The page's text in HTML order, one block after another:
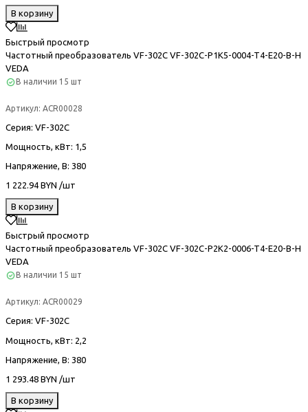
В корзину
Быстрый просмотр
Частотный преобразователь VF-302С VF-302C-P1K5-0004-T4-E20-B-H
VEDA
В наличии 15 шт
Артикул: ACR00028
Серия: VF-302С
Мощность, кВт: 1,5
Напряжение, В: 380
1 222.94 BYN /шт
В корзину
Быстрый просмотр
Частотный преобразователь VF-302С VF-302C-P2K2-0006-T4-E20-B-H
VEDA
В наличии 15 шт
Артикул: ACR00029
Серия: VF-302С
Мощность, кВт: 2,2
Напряжение, В: 380
1 293.48 BYN /шт
В корзину